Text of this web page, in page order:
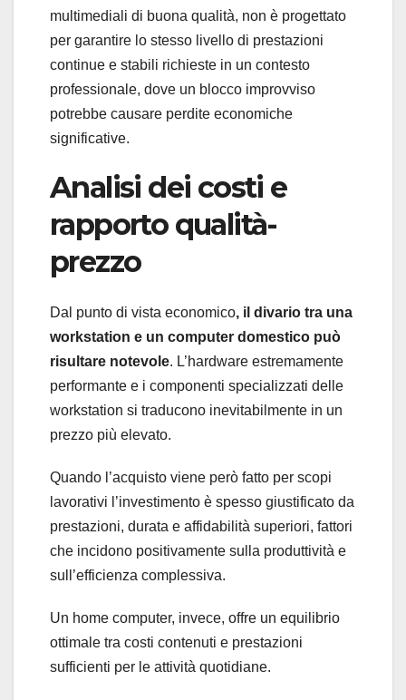
multimediali di buona qualità, non è progettato
per garantire lo stesso livello di prestazioni
continue e stabili richieste in un contesto
professionale, dove un blocco improvviso
potrebbe causare perdite economiche
significative.
Analisi dei costi e
rapporto qualità-
prezzo
Dal punto di vista economico, il divario tra una
workstation e un computer domestico può
risultare notevole. L’hardware estremamente
performante e i componenti specializzati delle
workstation si traducono inevitabilmente in un
prezzo più elevato.
Quando l’acquisto viene però fatto per scopi
lavorativi l’investimento è spesso giustificato da
prestazioni, durata e affidabilità superiori, fattori
che incidono positivamente sulla produttività e
sull’efficienza complessiva.
Un home computer, invece, offre un equilibrio
ottimale tra costi contenuti e prestazioni
sufficienti per le attività quotidiane.